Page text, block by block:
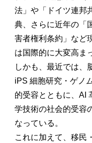
法」や「ドイツ連邦
典、さらに近年の「
害者権利条約」など
は国際的に大変高ま
しかも、最近では、
iPS 細胞研究・ゲノ
的受容とともに、AI
学技術の社会的受容
なっている。
これに加えて、移民